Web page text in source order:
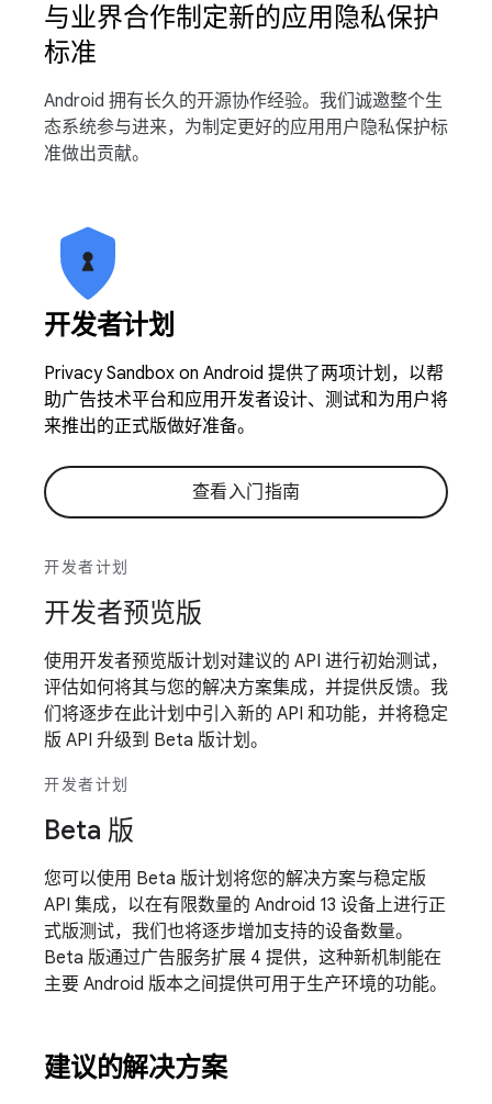
与业界合作制定新的应用隐私保护
标准
Android 拥有长久的开源协作经验。我们诚邀整个生
态系统参与进来，为制定更好的应用用户隐私保护标
准做出贡献。
开发者计划
Privacy Sandbox on Android 提供了两项计划，以帮
助广告技术平台和应用开发者设计、测试和为用户将
来推出的正式版做好准备。
查看入门指南
开发者计划
开发者预览版
使用开发者预览版计划对建议的 API 进行初始测试，
评估如何将其与您的解决方案集成，并提供反馈。我
们将逐步在此计划中引入新的 API 和功能，并将稳定
版 API 升级到 Beta 版计划。
开发者计划
Beta 版
您可以使用 Beta 版计划将您的解决方案与稳定版
API 集成，以在有限数量的 Android 13 设备上进行正
式版测试，我们也将逐步增加支持的设备数量。
Beta 版通过广告服务扩展 4 提供，这种新机制能在
主要 Android 版本之间提供可用于生产环境的功能。
建议的解决方案